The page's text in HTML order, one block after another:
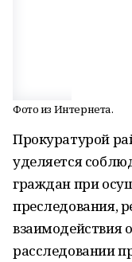
Фото из Интернета.
Прокуратурой
уделяется
граждан при
преследования,
взаимодействия
расследовании